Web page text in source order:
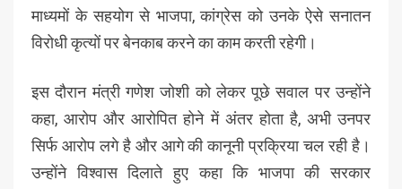
माध्यमों के सहयोग से भाजपा, कांग्रेस को उनके ऐसे सनातन
विरोधी कृत्यों पर बेनकाब करने का काम करती रहेगी।
इस दौरान मंत्री गणेश जोशी को लेकर पूछे सवाल पर उन्होंने
कहा, आरोप और आरोपित होने में अंतर होता है, अभी उनपर
सिर्फ आरोप लगे है और आगे की कानूनी प्रक्रिया चल रही है।
उन्होंने विश्वास दिलाते हुए कहा कि भाजपा की सरकार